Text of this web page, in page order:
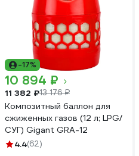
-17%
10 894 ₽
11 382 ₽13 176 ₽
Композитный баллон для
сжиженных газов (12 л; LPG/
СУГ) Gigant GRA-12
4.4(62)